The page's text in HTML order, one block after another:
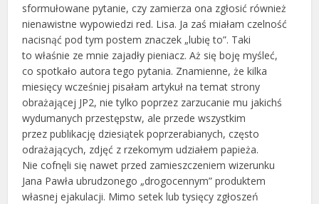
sformułowane pytanie, czy zamierza ona zgłosić również
nienawistne wypowiedzi red. Lisa. Ja zaś miałam czelność
nacisnąć pod tym postem znaczek „lubię to”. Taki
to właśnie ze mnie zajadły pieniacz. Aż się boję myśleć,
co spotkało autora tego pytania. Znamienne, że kilka
miesięcy wcześniej pisałam artykuł na temat strony
obrażającej JP2, nie tylko poprzez zarzucanie mu jakichś
wydumanych przestępstw, ale przede wszystkim
przez publikację dziesiątek poprzerabianych, często
odrażających, zdjęć z rzekomym udziałem papieża.
Nie cofnęli się nawet przed zamieszczeniem wizerunku
Jana Pawła ubrudzonego „drogocennym” produktem
własnej ejakulacji. Mimo setek lub tysięcy zgłoszeń